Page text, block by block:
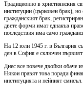
Традиционно в християнския
институции (църковен брак),
гражданският брак,
двете форми имат еднакъв
последствия има само
На 12 юли 1945 г. в България
ден в София е сключен първият
Днес все повече двойки обаче
Някои правят това поради
институцията и нейният смисъл.